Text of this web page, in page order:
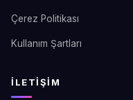
Çerez Politikası
Kullanım Şartları
İLETIŞIM